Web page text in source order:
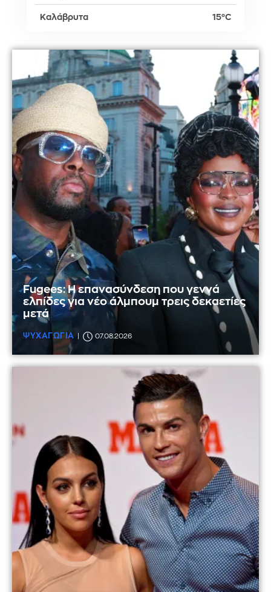
Καλάβρυτα 15°C
Fugees: Η επανασύνδεση που γεννά
ελπίδες για νέο άλμπουμ τρεις δεκαετίες
μετά
ΨΥΧΑΓΩΓΙΑ 07.08.2026